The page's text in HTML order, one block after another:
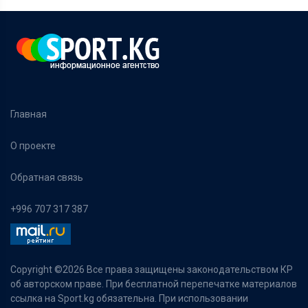
Главная
О проекте
Обратная связь
+996 707 317 387
Copyright ©2026 Все права защищены законодательством КР
об авторском праве. При бесплатной перепечатке материалов
ссылка на Sport.kg обязательна. При использовании